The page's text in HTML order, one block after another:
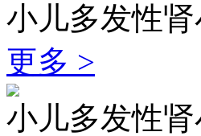
小儿多发性
更多 >
小儿多发性